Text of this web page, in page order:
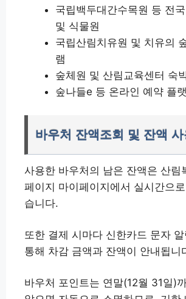
국립백두대간수목원 등 전
및 식물원
국립산림치유원 및 치유의
램
숲체원 및 산림교육센터 숙
숲나들e 등 온라인 예약 플
바우처 잔액조회 및 잔액 사
사용한 바우처의 남은 잔액은 산림
페이지 마이페이지에서 실시간으
습니다.
또한 결제 시마다 신한카드 문자
통해 차감 금액과 잔액이 안내됩니
바우처 포인트는 연말(12월 31일)